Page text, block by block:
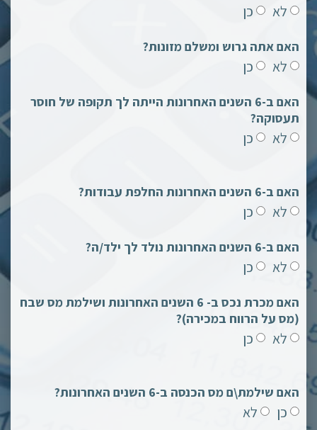
לא כן
האם אתה גרוש ומשלם מזונות?
לא כן
האם ב-6 השנים האחרונות הייתה לך תקופה של חוסר
תעסוקה?
לא כן
האם ב-6 השנים האחרונות החלפת עבודות?
לא כן
האם ב-6 השנים האחרונות נולד לך ילד/ה?
לא כן
האם מכרת נכס ב- 6 השנים האחרונות ושילמת מס שבח
(מס על הרווח במכירה)?
לא כן
האם שילמת\ם מס הכנסה ב-6 השנים האחרונות?
כן לא